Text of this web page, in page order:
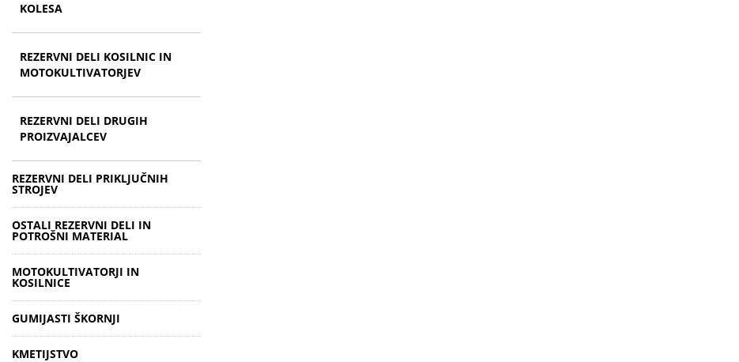
KOLESA
REZERVNI DELI KOSILNIC IN
MOTOKULTIVATORJEV
REZERVNI DELI DRUGIH
PROIZVAJALCEV
REZERVNI DELI PRIKLJUČNIH
STROJEV
OSTALI REZERVNI DELI IN
POTROŠNI MATERIAL
MOTOKULTIVATORJI IN
KOSILNICE
GUMIJASTI ŠKORNJI
KMETIJSTVO